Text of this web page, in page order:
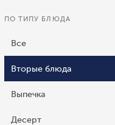
ПО ТИПУ БЛЮДА
Все
Вторые блюда
Выпечка
Десерт